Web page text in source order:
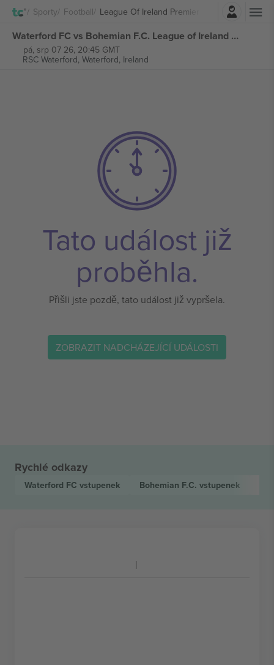
Sporty Football League Of Ireland Premier Division
Přihlásit se
Waterford FC vs Bohemian F.C. League of Ireland Premier Division vstupenek
pá, srp 07 26, 20:45 GMT
RSC Waterford, Waterford, Ireland
Tato událost již
proběhla.
Přišli jste pozdě, tato událost již vypršela.
ZOBRAZIT NADCHÁZEJÍCÍ UDÁLOSTI
Rychlé odkazy
Waterford FC vstupenek Bohemian F.C. vstupenek